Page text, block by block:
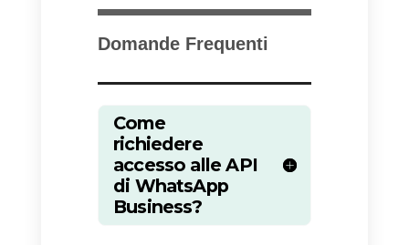
Newsletter attraverso
WhatsApp?
regole!
Attenzione: non sarà possibile